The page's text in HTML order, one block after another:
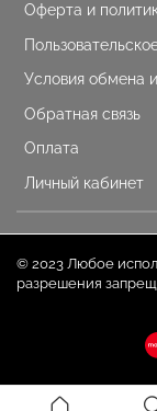
Оферта и
Условия обмена
Обратная связь
Оплата
Личный кабинет
© 2023 Любое
разрешения